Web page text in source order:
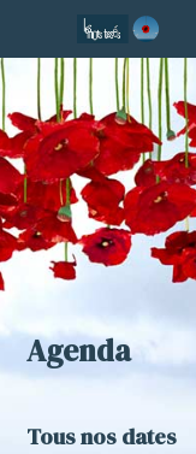
to
main
content
Agenda
Tous nos dates